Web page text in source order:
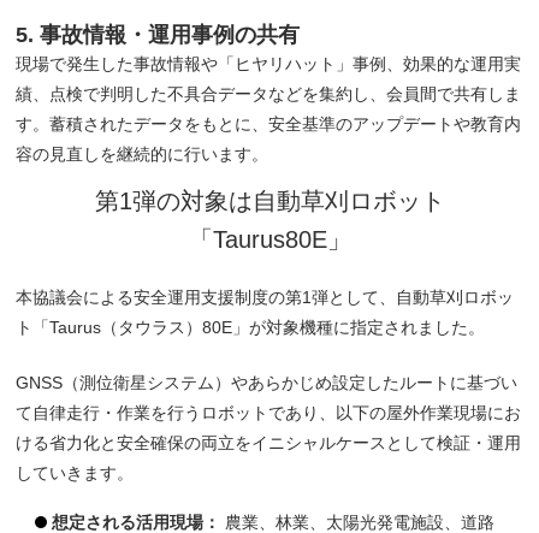
5. 事故情報・運用事例の共有
現場で発生した事故情報や「ヒヤリハット」事例、効果的な運用実
績、点検で判明した不具合データなどを集約し、会員間で共有しま
す。蓄積されたデータをもとに、安全基準のアップデートや教育内
容の見直しを継続的に行います。
第1弾の対象は自動草刈ロボット
「Taurus80E」
本協議会による安全運用支援制度の第1弾として、自動草刈ロボッ
ト「Taurus（タウラス）80E」が対象機種に指定されました。
GNSS（測位衛星システム）やあらかじめ設定したルートに基づい
て自律走行・作業を行うロボットであり、以下の屋外作業現場にお
ける省力化と安全確保の両立をイニシャルケースとして検証・運用
していきます。
想定される活用現場：
農業、林業、太陽光発電施設、道路